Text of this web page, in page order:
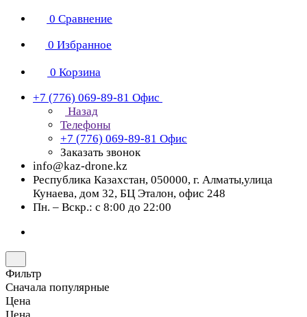
0 Сравнение
0 Избранное
0 Корзина
+7 (776) 069-89-81 Офис
Назад
Телефоны
+7 (776) 069-89-81 Офис
Заказать звонок
info@kaz-drone.kz
Республика Казахстан, 050000, г. Алматы,улица
Кунаева, дом 32, БЦ Эталон, офис 248
Пн. – Вскр.: с 8:00 до 22:00
Фильтр
Сначала популярные
Цена